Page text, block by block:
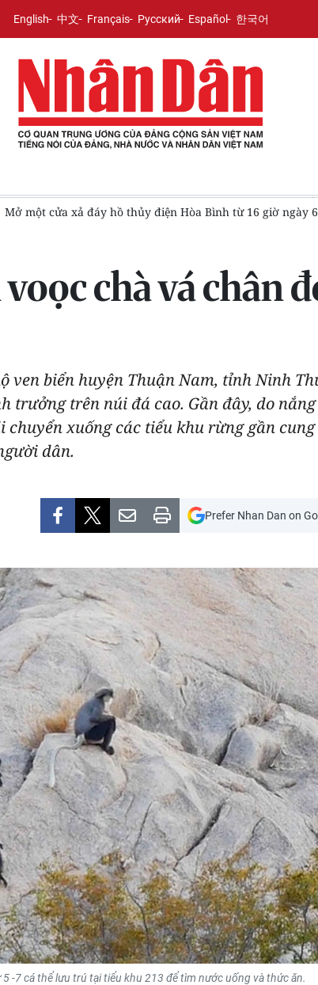
English 中文 Français Русский Español 한국어
một cửa xả đáy hồ thủy điện Hòa Bình từ 16 giờ ngày 6/8
chà vá chân
biển huyện Thuận Nam, tỉnh Ninh
trưởng trên núi đá cao. Gần đây, do
chuyển xuống các tiểu khu rừng gần
dân.
Prefer Nhan Dan on
-7 cá thể lưu trú tại tiểu khu 213 để tìm nước uống và thức ăn.